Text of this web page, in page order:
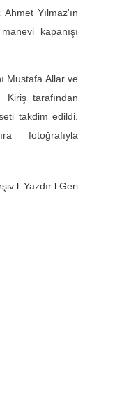
Yılmaz'ın
kapanışı
Mustafa Allar ve
tarafından
takdim edildi.
fotoğrafıyla
l Yazdır l Geri